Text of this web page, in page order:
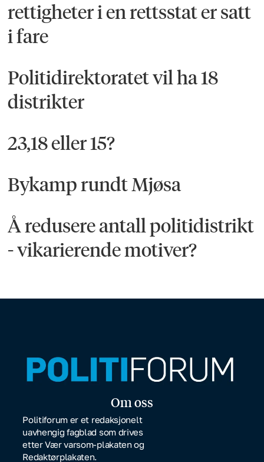
rettigheter i en rettsstat er satt
i fare
Politidirektoratet vil ha 18
distrikter
23,18 eller 15?
Bykamp rundt Mjøsa
Å redusere antall politidistrikt
- vikarierende motiver?
Om oss
Politiforum er et redaksjonelt
uavhengig fagblad som drives
etter Vær varsom-plakaten og
Redaktørplakaten.